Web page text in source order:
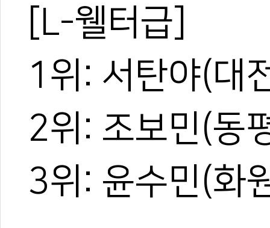
[L-웰터급]
1위: 서탄야(대
2위: 조보민(동
3위: 윤수민(화